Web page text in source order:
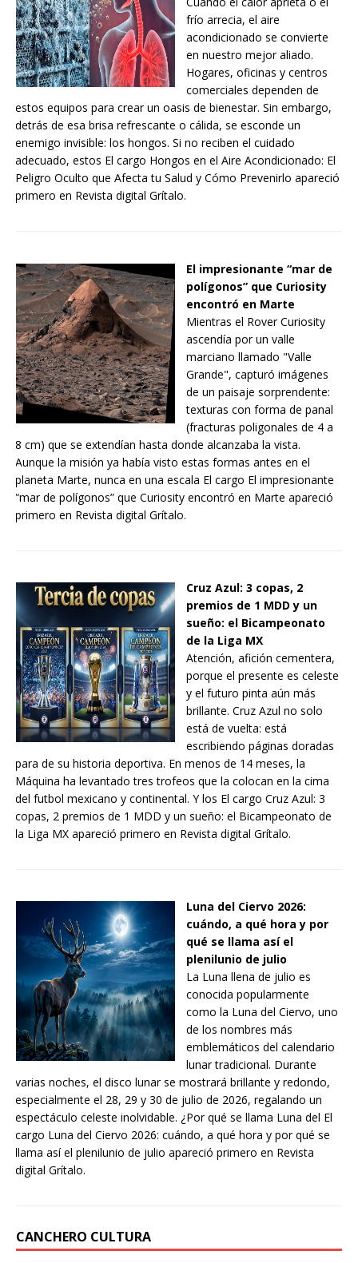
frío arrecia, el aire
acondicionado se convierte
en nuestro mejor aliado.
Hogares, oficinas y centros
comerciales dependen de
estos equipos para crear un oasis de bienestar. Sin embargo,
detrás de esa brisa refrescante o cálida, se esconde un
enemigo invisible: los hongos. Si no reciben el cuidado
adecuado, estos El cargo Hongos en el Aire Acondicionado: El
Peligro Oculto que Afecta tu Salud y Cómo Prevenirlo apareció
primero en Revista digital Grítalo.
El impresionante “mar de
polígonos” que Curiosity
encontró en Marte
Mientras el Rover Curiosity
ascendía por un valle
marciano llamado "Valle
Grande", capturó imágenes
de un paisaje sorprendente:
texturas con forma de panal
(fracturas poligonales de 4 a
8 cm) que se extendían hasta donde alcanzaba la vista.
Aunque la misión ya había visto estas formas antes en el
planeta Marte, nunca en una escala El cargo El impresionante
“mar de polígonos” que Curiosity encontró en Marte apareció
primero en Revista digital Grítalo.
Cruz Azul: 3 copas, 2
premios de 1 MDD y un
sueño: el Bicampeonato
de la Liga MX
Atención, afición cementera,
porque el presente es celeste
y el futuro pinta aún más
brillante. Cruz Azul no solo
está de vuelta: está
escribiendo páginas doradas
para de su historia deportiva. En menos de 14 meses, la
Máquina ha levantado tres trofeos que la colocan en la cima
del futbol mexicano y continental. Y los El cargo Cruz Azul: 3
copas, 2 premios de 1 MDD y un sueño: el Bicampeonato de
la Liga MX apareció primero en Revista digital Grítalo.
Luna del Ciervo 2026:
cuándo, a qué hora y por
qué se llama así el
plenilunio de julio
La Luna llena de julio es
conocida popularmente
como la Luna del Ciervo, uno
de los nombres más
emblemáticos del calendario
lunar tradicional. Durante
varias noches, el disco lunar se mostrará brillante y redondo,
especialmente el 28, 29 y 30 de julio de 2026, regalando un
espectáculo celeste inolvidable. ¿Por qué se llama Luna del El
cargo Luna del Ciervo 2026: cuándo, a qué hora y por qué se
llama así el plenilunio de julio apareció primero en Revista
digital Grítalo.
CANCHERO CULTURA